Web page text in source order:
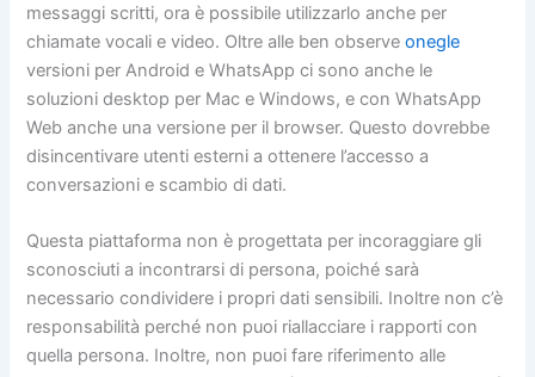
messaggi scritti, ora è possibile utilizzarlo anche per
chiamate vocali e video. Oltre alle ben observeonegle
versioni per Android e WhatsApp ci sono anche le
soluzioni desktop per Mac e Windows, e con WhatsApp
Web anche una versione per il browser. Questo dovrebbe
disincentivare utenti esterni a ottenere l’accesso a
conversazioni e scambio di dati.
Questa piattaforma non è progettata per incoraggiare gli
sconosciuti a incontrarsi di persona, poiché sarà
necessario condividere i propri dati sensibili. Inoltre non c’è
responsabilità perché non puoi riallacciare i rapporti con
quella persona. Inoltre, non puoi fare riferimento alle